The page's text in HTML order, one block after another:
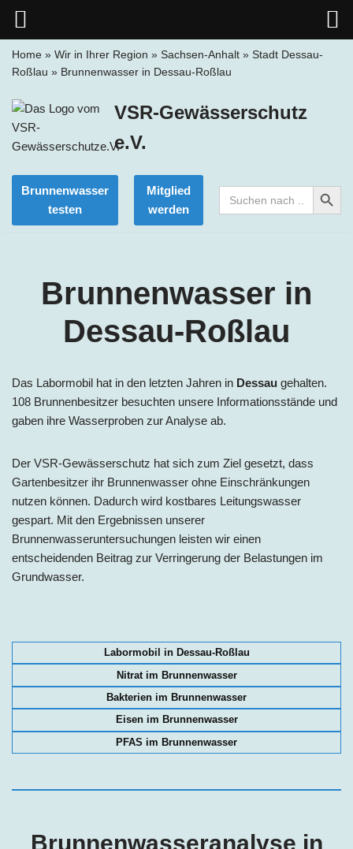
Inhalt
Home » Wir in Ihrer Region » Sachsen-Anhalt » Stadt Dessau-
Roßlau » Brunnenwasser in Dessau-Roßlau
VSR-Gewässerschutz
e.V.
Brunnenwasser
testen
Mitglied
werden
Search
for:
Search Button
Brunnenwasser in
Dessau-Roßlau
Das Labormobil hat in den letzten Jahren in Dessau gehalten.
108 Brunnenbesitzer besuchten unsere Informationsstände und
gaben ihre Wasserproben zur Analyse ab.
Der VSR-Gewässerschutz hat sich zum Ziel gesetzt, dass
Gartenbesitzer ihr Brunnenwasser ohne Einschränkungen
nutzen können. Dadurch wird kostbares Leitungswasser
gespart. Mit den Ergebnissen unserer
Brunnenwasseruntersuchungen leisten wir einen
entscheidenden Beitrag zur Verringerung der Belastungen im
Grundwasser.
Labormobil in Dessau-Roßlau
Nitrat im Brunnenwasser
Bakterien im Brunnenwasser
Eisen im Brunnenwasser
PFAS im Brunnenwasser
Brunnenwasseranalyse in